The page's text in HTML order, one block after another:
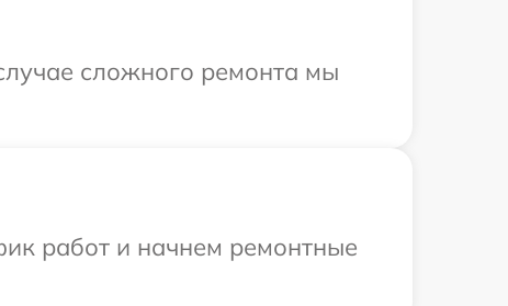
сложного ремонта мы
работ и начнем ремонтные